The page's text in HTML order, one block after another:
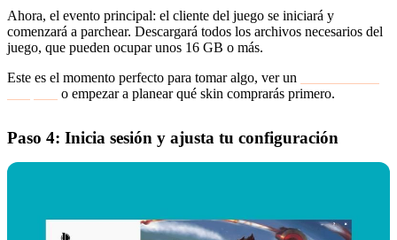
Ahora, el evento principal: el cliente del juego se iniciará y
comenzará a parchear. Descargará todos los archivos necesarios del
juego, que pueden ocupar unos 16 GB o más.
Este es el momento perfecto para tomar algo, ver un
o empezar a planear qué skin comprarás primero.
Paso 4: Inicia sesión y ajusta tu configuración